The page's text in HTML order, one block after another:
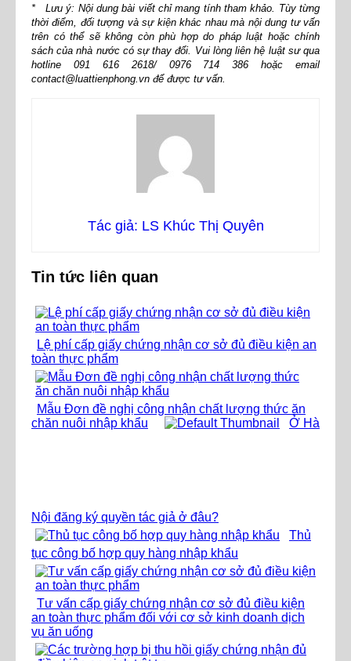
* Lưu ý: Nội dung bài viết chỉ mang tính tham khảo. Tùy từng
thời điểm, đối tượng và sự kiện khác nhau mà nội dung tư vấn
trên có thể sẽ không còn phù hợp do pháp luật hoặc chính
sách của nhà nước có sự thay đổi. Vui lòng liên hệ luật sư qua
hotline 091 616 2618/ 0976 714 386 hoặc email
contact@luattienphong.vn để được tư vấn.
Tác giả: LS Khúc Thị Quyên
Tin tức liên quan
Lệ phí cấp giấy chứng nhận cơ sở đủ điều kiện an
toàn thực phẩm
Mẫu Đơn đề nghị công nhận chất lượng thức ăn
chăn nuôi nhập khẩu
Ở Hà
Nội đăng ký quyền tác giả ở đâu?
Thủ
tục công bố hợp quy hàng nhập khẩu
Tư vấn cấp giấy chứng nhận cơ sở đủ điều kiện
an toàn thực phẩm đối với cơ sở kinh doanh dịch
vụ ăn uống